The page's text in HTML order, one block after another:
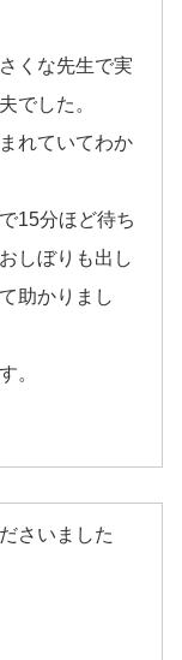
くな先生で実
でした。
れていてわか
15分ほど待ち
しぼりも出し
助かりまし
。
さいました